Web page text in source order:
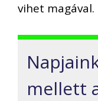
vihet magával.
mellett